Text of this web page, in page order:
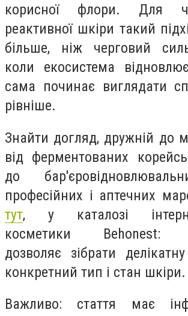
корисної флори. Для
реактивної шкіри такий
більше, ніж черговий
коли екосистема
сама починає виглядати
рівніше.
Знайти догляд, дружній до
від ферментованих
до
професійних і аптечних
тут, у каталозі
косметики Behonest:
дозволяє зібрати
конкретний тип і стан шкіри.
Важливо: стаття має